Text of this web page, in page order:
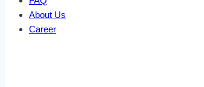
About Us
Career